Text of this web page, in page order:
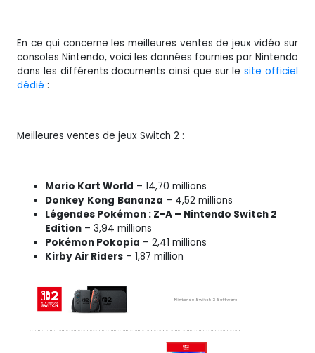
En ce qui concerne les meilleures ventes de jeux vidéo sur
consoles Nintendo, voici les données fournies par Nintendo
dans les différents documents ainsi que sur lesite officiel
dédié :
Meilleures ventes de jeux Switch 2 :
Mario Kart World – 14,70 millions
Donkey Kong Bananza – 4,52 millions
Légendes Pokémon : Z-A – Nintendo Switch 2
Edition – 3,94 millions
Pokémon Pokopia – 2,41 millions
Kirby Air Riders – 1,87 million